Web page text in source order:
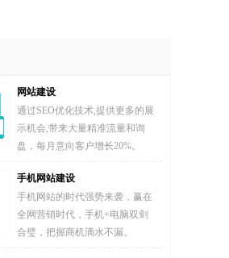
网站建设
通过SEO优化技术,提供更多的展
示机会,带来大量精准流量和询
盘，每月意向客户增长20%。
手机网站建设
手机网站的时代强势来袭，赢在
全网营销时代，手机+电脑双剑
合璧，把握商机滴水不漏。